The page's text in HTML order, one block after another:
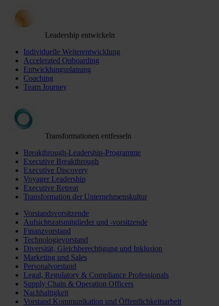
Leadership entwickeln
Individuelle Weiterentwicklung
Accelerated Onboarding
Entwicklungsplanung
Coaching
Team Journey
Transformationen entfesseln
Breakthrough-Leadership-Programme
Executive Breakthrough
Executive Discovery
Voyager Leadership
Executive Retreat
Transformation der Unternehmenskultur
Vorstandsvorsitzende
Aufsichtsratsmitglieder und -vorsitzende
Finanzvorstand
Technologievorstand
Diversität, Gleichberechtigung und Inklusion
Marketing und Sales
Personalvorstand
Legal, Regulatory & Compliance Professionals
Supply Chain & Operation Officers
Nachhaltigkeit
Vorstand Kommunikation und Öffentlichkeitsarbeit